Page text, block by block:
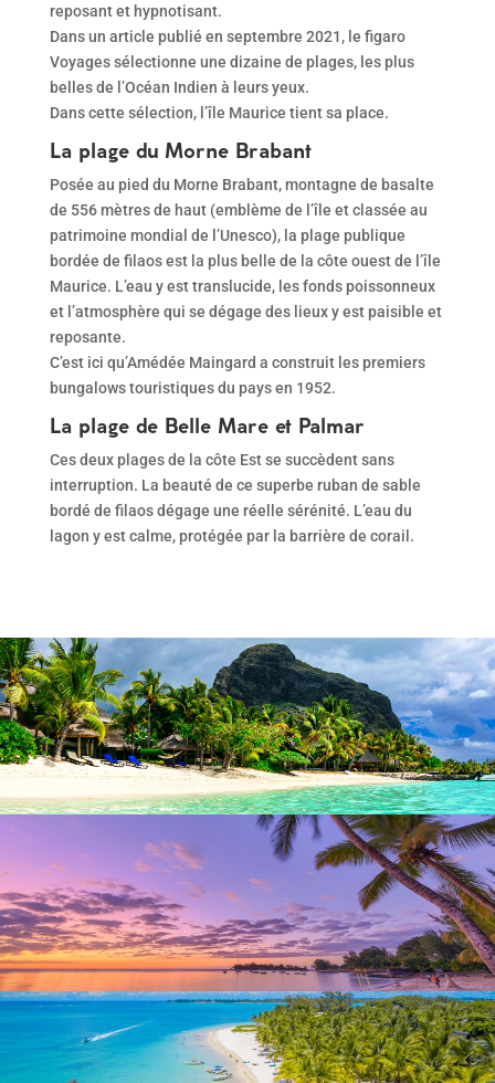
reposant et hypnotisant.
Dans un article publié en septembre 2021, le figaro
Voyages sélectionne une dizaine de plages, les plus
belles de l’Océan Indien à leurs yeux.
Dans cette sélection, l’île Maurice tient sa place.
La plage du Morne Brabant
Posée au pied du Morne Brabant, montagne de basalte
de 556 mètres de haut (emblème de l’île et classée au
patrimoine mondial de l’Unesco), la plage publique
bordée de filaos est la plus belle de la côte ouest de l’île
Maurice. L’eau y est translucide, les fonds poissonneux
et l’atmosphère qui se dégage des lieux y est paisible et
reposante.
C’est ici qu’Amédée Maingard a construit les premiers
bungalows touristiques du pays en 1952.
La plage de Belle Mare et Palmar
Ces deux plages de la côte Est se succèdent sans
interruption. La beauté de ce superbe ruban de sable
bordé de filaos dégage une réelle sérénité. L’eau du
lagon y est calme, protégée par la barrière de corail.